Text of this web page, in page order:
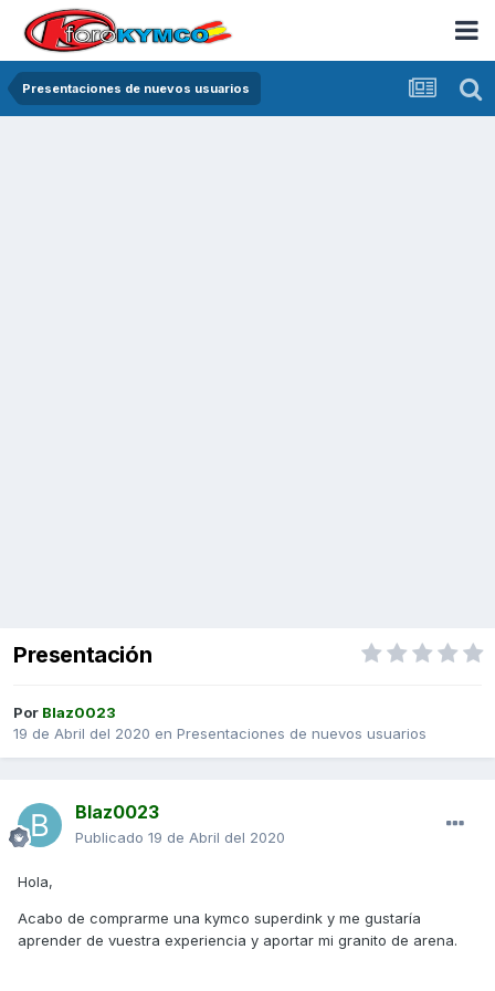
Presentaciones de nuevos usuarios
Presentación
Por Blaz0023
19 de Abril del 2020 en Presentaciones de nuevos usuarios
Blaz0023
Publicado 19 de Abril del 2020
Hola,
Acabo de comprarme una kymco superdink y me gustaría
aprender de vuestra experiencia y aportar mi granito de arena.